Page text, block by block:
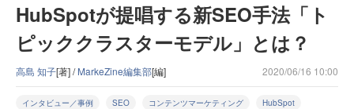
HubSpotが提唱する新SEO手法「ト
ピッククラスターモデル」とは？
高島 知子[著] /MarkeZine編集部[編] 2020/06/16 10:00
インタビュー／事例 SEO コンテンツマーケティング HubSpot